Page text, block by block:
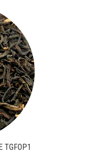
TGFOP1